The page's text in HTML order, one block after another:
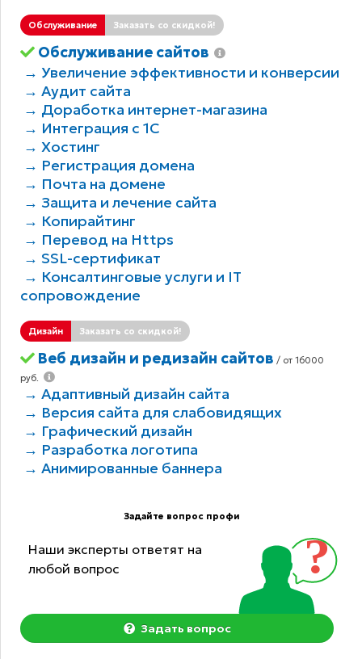
Обслуживание Заказать со скидкой!
Обслуживание сайтов
→ Увеличение эффективности и конверсии
→ Аудит сайта
→ Доработка интернет-магазина
→ Интеграция с 1С
→ Хостинг
→ Регистрация домена
→ Почта на домене
→ Защита и лечение сайта
→ Копирайтинг
→ Перевод на Https
→ SSL-сертификат
→ Консалтинговые услуги и IT
сопровождение
Дизайн Заказать со скидкой!
Веб дизайн и редизайн сайтов / от 16000
руб.
→ Адаптивный дизайн сайта
→ Версия сайта для слабовидящих
→ Графический дизайн
→ Разработка логотипа
→ Анимированные баннера
Задайте вопрос профи
Наши эксперты ответят на
любой вопрос
Задать вопрос